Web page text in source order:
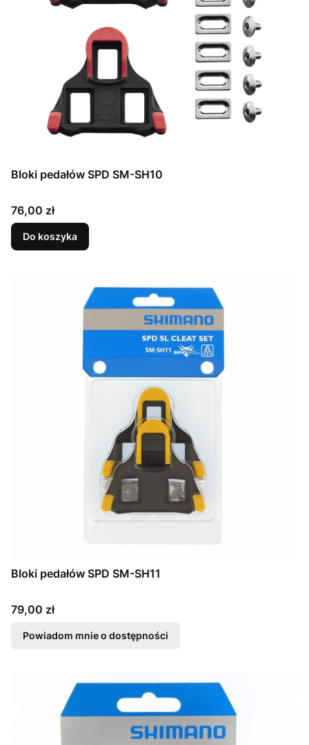
Bloki pedałów SPD SM-SH10
Cena
76,00 zł
Do koszyka
Bloki pedałów SPD SM-SH11
Cena
79,00 zł
Powiadom mnie o dostępności